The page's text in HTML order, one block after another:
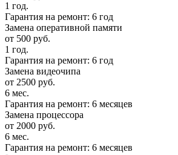
1 год.
Гарантия на ремонт: 6 год
Замена оперативной памяти
от 500 руб.
1 год.
Гарантия на ремонт: 6 год
Замена видеочипа
от 2500 руб.
6 мес.
Гарантия на ремонт: 6 месяцев
Замена процессора
от 2000 руб.
6 мес.
Гарантия на ремонт: 6 месяцев